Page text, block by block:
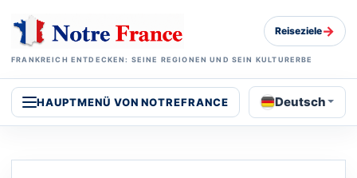
FRANKREICH ENTDECKEN: SEINE REGIONEN UND SEIN KULTURERBE
Reiseziele→
HAUPTMENÜ VON NOTREFRANCE Deutsch